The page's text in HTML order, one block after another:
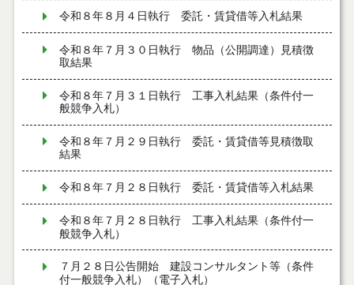
令和８年８月４日執行 委託・賃貸借等入札結果
令和８年７月３０日執行 物品（公開調達）見積徴
取結果
令和８年７月３１日執行 工事入札結果（条件付一
般競争入札）
令和８年７月２９日執行 委託・賃貸借等見積徴取
結果
令和８年７月２８日執行 委託・賃貸借等入札結果
令和８年７月２８日執行 工事入札結果（条件付一
般競争入札）
７月２８日公告開始 建設コンサルタント等（条件
付一般競争入札）（電子入札）